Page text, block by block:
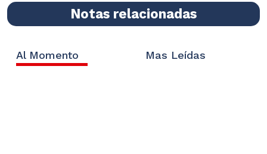
Notas relacionadas
Al Momento Mas Leídas